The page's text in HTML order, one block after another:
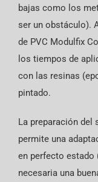
bajas como los
ser un obstáculo).
de PVC Modulfix
los tiempos de
con las resinas
pintado.
La preparación
permite una
en perfecto estado
necesaria una